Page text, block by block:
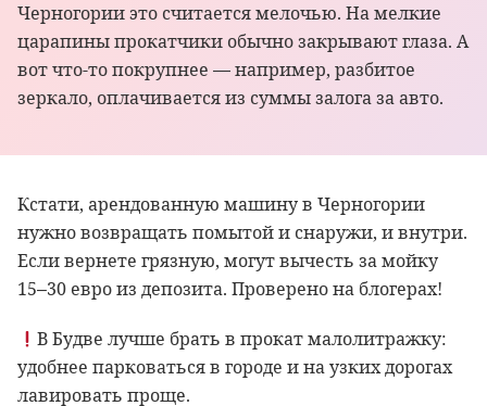
Черногории это считается мелочью. На мелкие
царапины прокатчики обычно закрывают глаза. А
вот что-то покрупнее — например, разбитое
зеркало, оплачивается из суммы залога за авто.
Кстати, арендованную машину в Черногории
нужно возвращать помытой и снаружи, и внутри.
Если вернете грязную, могут вычесть за мойку
15–30 евро из депозита. Проверено на блогерах!
В Будве лучше брать в прокат малолитражку:
удобнее парковаться в городе и на узких дорогах
лавировать проще.